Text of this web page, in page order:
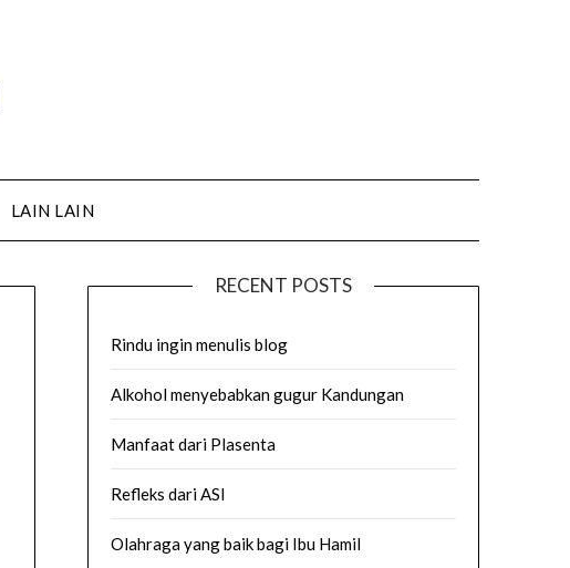
LAIN LAIN
RECENT POSTS
Rindu ingin menulis blog
Alkohol menyebabkan gugur Kandungan
Manfaat dari Plasenta
Refleks dari ASI
Olahraga yang baik bagi Ibu Hamil